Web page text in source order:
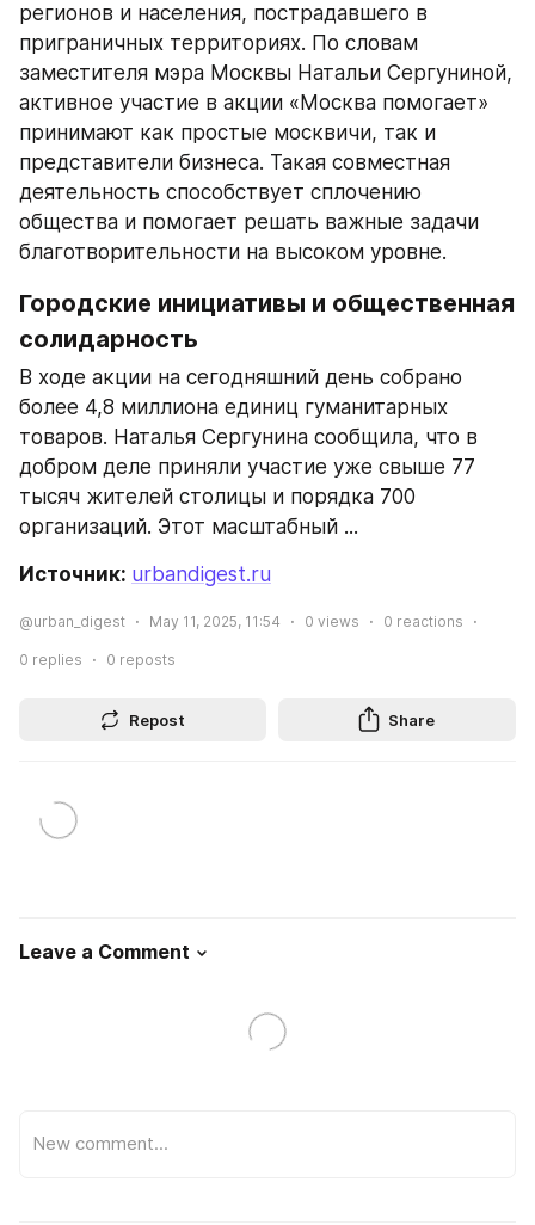
регионов и населения, пострадавшего в
приграничных территориях. По словам
заместителя мэра Москвы Натальи Сергуниной,
активное участие в акции «Москва помогает»
принимают как простые москвичи, так и
представители бизнеса. Такая совместная
деятельность способствует сплочению
общества и помогает решать важные задачи
благотворительности на высоком уровне.
Городские инициативы и общественная
солидарность
В ходе акции на сегодняшний день собрано
более 4,8 миллиона единиц гуманитарных
товаров. Наталья Сергунина сообщила, что в
добром деле приняли участие уже свыше 77
тысяч жителей столицы и порядка 700
организаций. Этот масштабный ...
Источник: urbandigest.ru
@urban_digest May 11, 2025, 11:54 0 views 0 reactions
0 replies 0 reposts
Repost Share
Leave a Comment